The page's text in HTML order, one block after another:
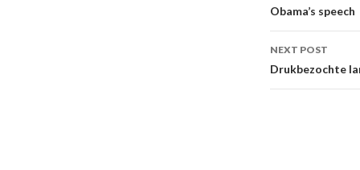
navigation
Obama’s speech
NEXT POST
Drukbezochte